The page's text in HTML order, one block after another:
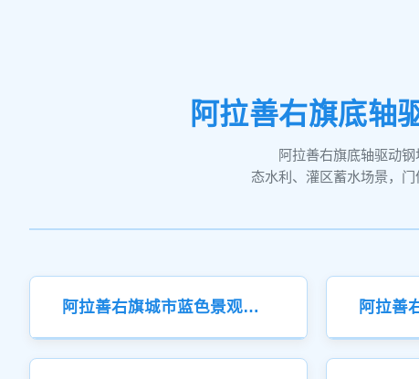
阿拉善右旗底轴
阿拉善右旗底轴驱动
态水利、灌区蓄水场景，
阿拉善右旗城市蓝色景观液压钢坝